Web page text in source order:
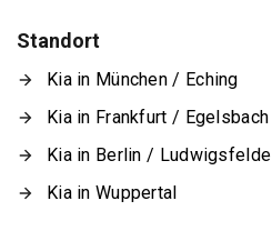
Standort
Kia in München / Eching
Kia in Frankfurt / Egelsbach
Kia in Berlin / Ludwigsfelde
Kia in Wuppertal